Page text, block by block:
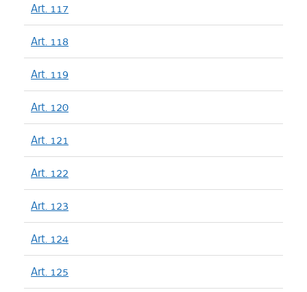
Art. 117
Art. 118
Art. 119
Art. 120
Art. 121
Art. 122
Art. 123
Art. 124
Art. 125